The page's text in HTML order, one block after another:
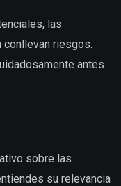
las
riesgos.
antes
sobre las
su relevancia